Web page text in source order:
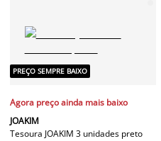
PREÇO SEMPRE BAIXO
Agora preço ainda mais baixo
JOAKIM
Tesoura JOAKIM 3 unidades preto